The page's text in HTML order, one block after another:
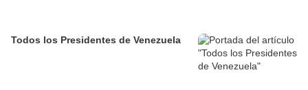
Todos los Presidentes de Venezuela